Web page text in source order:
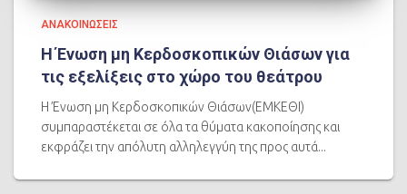
ΑΝΑΚΟΙΝΩΣΕΙΣ
Η Ένωση μη Κερδοσκοπικών Θιάσων για
τις εξελίξεις στο χώρο του θεάτρου
Η Ένωση μη Κερδοσκοπικών Θιάσων(ΕΜΚΕΘΙ)
συμπαραστέκεται σε όλα τα θύματα κακοποίησης και
εκφράζει την απόλυτη αλληλεγγύη της προς αυτά...